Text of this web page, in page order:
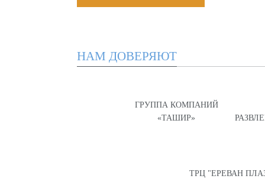
НАМ ДОВЕРЯЮТ
ГРУППА КОМПАНИЙ
«ТАШИР»
ТРЦ "ЕРЕВАН